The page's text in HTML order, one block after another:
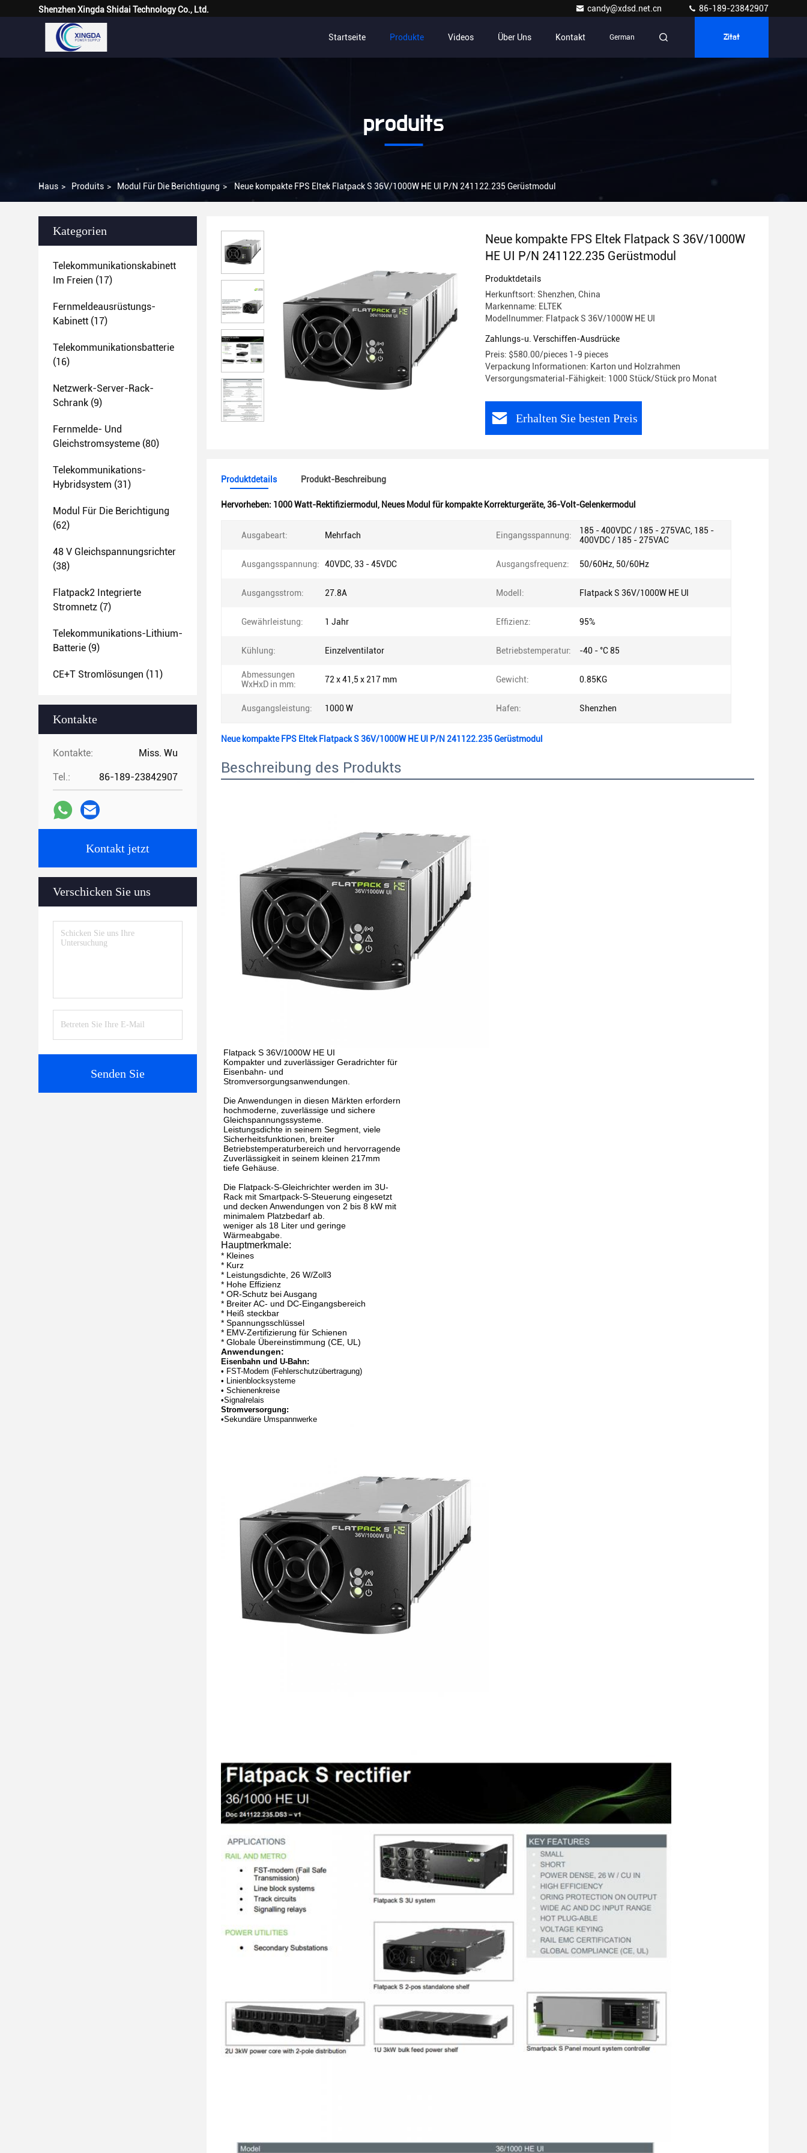
Shenzhen Xingda Shidai Technology Co., Ltd. candy@xdsd.net.cn 86-189-23842907
Startseite Produkte Videos Über Uns Kontakt German Zitat
produits
Haus > Produits > Modul Für Die Berichtigung > Neue kompakte FPS Eltek Flatpack S 36V/1000W HE UI P/N 241122.235 Gerüstmodul
Kategorien
Telekommunikationskabinett
Im Freien (17)
Fernmeldeausrüstungs-
Kabinett (17)
Telekommunikationsbatterie
(16)
Netzwerk-Server-Rack-
Schrank (9)
Fernmelde- Und
Gleichstromsysteme (80)
Telekommunikations-
Hybridsystem (31)
Modul Für Die Berichtigung
(62)
48 V Gleichspannungsrichter
(38)
Flatpack2 Integrierte
Stromnetz (7)
Telekommunikations-Lithium-
Batterie (9)
CE+T Stromlösungen (11)
Kontakte
Kontakte: Miss. Wu
Tel.: 86-189-23842907
Kontakt jetzt
Verschicken Sie uns
Senden Sie
Neue kompakte FPS Eltek Flatpack S 36V/1000W
HE UI P/N 241122.235 Gerüstmodul
Produktdetails
Herkunftsort: Shenzhen, China
Markenname: ELTEK
Modellnummer: Flatpack S 36V/1000W HE UI
Zahlungs-u. Verschiffen-Ausdrücke
Preis: $580.00/pieces 1-9 pieces
Verpackung Informationen: Karton und Holzrahmen
Versorgungsmaterial-Fähigkeit: 1000 Stück/Stück pro Monat
Erhalten Sie besten Preis
Produktdetails Produkt-Beschreibung
Hervorheben: 1000 Watt-Rektifiziermodul , Neues Modul für kompakte Korrekturgeräte,36-Volt-Gelenkermodul
Ausgabeart: Mehrfach Eingangsspannung:
185 - 400VDC / 185 - 275VAC, 185 -
400VDC / 185 - 275VAC
Ausgangsspannung: 40VDC, 33 - 45VDC Ausgangsfrequenz: 50/60Hz, 50/60Hz
Ausgangsstrom: 27.8A Modell: Flatpack S 36V/1000W HE UI
Gewährleistung: 1 Jahr Effizienz: 95%
Kühlung: Einzelventilator Betriebstemperatur: -40 - °C 85
Abmessungen
WxHxD in mm:
72 x 41,5 x 217 mm Gewicht: 0.85KG
Ausgangsleistung: 1000 W Hafen: Shenzhen
Neue kompakte FPS Eltek Flatpack S 36V/1000W HE UI P/N 241122.235 Gerüstmodul
Beschreibung des Produkts
Flatpack S 36V/1000W HE UI
Kompakter und zuverlässiger Geradrichter für
Eisenbahn- und
Stromversorgungsanwendungen.
Die Anwendungen in diesen Märkten erfordern
hochmoderne, zuverlässige und sichere
Gleichspannungssysteme.
Leistungsdichte in seinem Segment, viele
Sicherheitsfunktionen, breiter
Betriebstemperaturbereich und hervorragende
Zuverlässigkeit in seinem kleinen 217mm
tiefe Gehäuse.
Die Flatpack-S-Gleichrichter werden im 3U-
Rack mit Smartpack-S-Steuerung eingesetzt
und decken Anwendungen von 2 bis 8 kW mit
minimalem Platzbedarf ab.
weniger als 18 Liter und geringe
Wärmeabgabe.
Hauptmerkmale:
* Kleines
* Kurz
* Leistungsdichte, 26 W/Zoll3
* Hohe Effizienz
* OR-Schutz bei Ausgang
* Breiter AC- und DC-Eingangsbereich
* Heiß steckbar
* Spannungsschlüssel
* EMV-Zertifizierung für Schienen
* Globale Übereinstimmung (CE, UL)
Anwendungen:
Eisenbahn und U-Bahn:
• FST-Modem (Fehlerschutzübertragung)
• Linienblocksysteme
• Schienenkreise
•Signalrelais
Stromversorgung:
•Sekundäre Umspannwerke